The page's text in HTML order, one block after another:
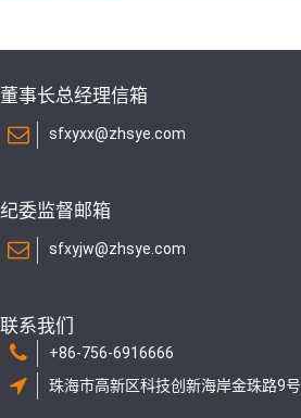
董事长总经理信箱
sfxyxx@zhsye.com
纪委监督邮箱
sfxyjw@zhsye.com
联系我们
+86-756-6916666
珠海市高新区科技创新海岸金珠路9号